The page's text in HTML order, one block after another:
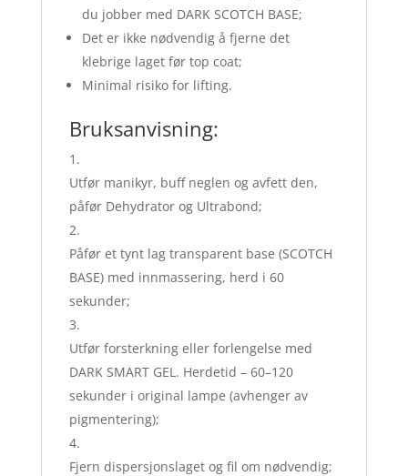
du jobber med DARK SCOTCH BASE;
Det er ikke nødvendig å fjerne det
klebrige laget før top coat;
Minimal risiko for lifting.
Bruksanvisning:
Utfør manikyr, buff neglen og avfett den,
påfør Dehydrator og Ultrabond;
Påfør et tynt lag transparent base (SCOTCH
BASE) med innmassering, herd i 60
sekunder;
Utfør forsterkning eller forlengelse med
DARK SMART GEL. Herdetid – 60–120
sekunder i original lampe (avhenger av
pigmentering);
Fjern dispersjonslaget og fil om nødvendig;